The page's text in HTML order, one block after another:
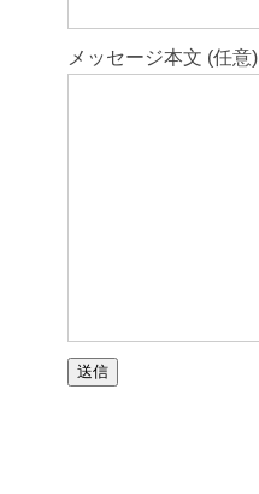
メッセージ本文 (任意)